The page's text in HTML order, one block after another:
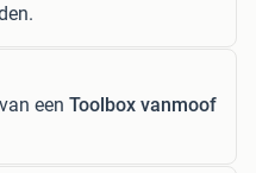
een Toolbox vanmoof